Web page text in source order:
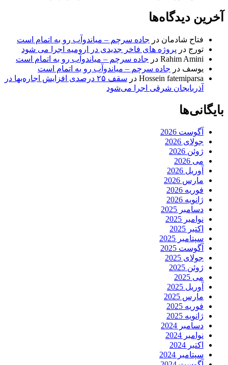
آخرین دیدگاه‌ها
فتاح شادمان در جاده سرچم – میاندوآب رو به اتمام است
تورج در پروژه های فاخر جدیدی در ارومیه اجرا می شود
Rahim Amini در جاده سرچم – میاندوآب رو به اتمام است
یوسف در جاده سرچم – میاندوآب رو به اتمام است
Hossein fatemiparsa در
سقف ۲۵ درصدی افزایش اجاره‌بها در
آذربایجان شرقی اجرا می‌شود
بایگانی‌ها
آگوست 2026
جولای 2026
ژوئن 2026
می 2026
آوریل 2026
مارس 2026
فوریه 2026
ژانویه 2026
دسامبر 2025
نوامبر 2025
اکتبر 2025
سپتامبر 2025
آگوست 2025
جولای 2025
ژوئن 2025
می 2025
آوریل 2025
مارس 2025
فوریه 2025
ژانویه 2025
دسامبر 2024
نوامبر 2024
اکتبر 2024
سپتامبر 2024